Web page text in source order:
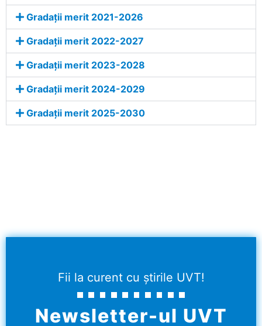
Gradații merit 2021-2026
Gradații merit 2022-2027
Gradații merit 2023-2028
Gradații merit 2024-2029
Gradații merit 2025-2030
Fii la curent cu știrile UVT!
Newsletter-ul UVT